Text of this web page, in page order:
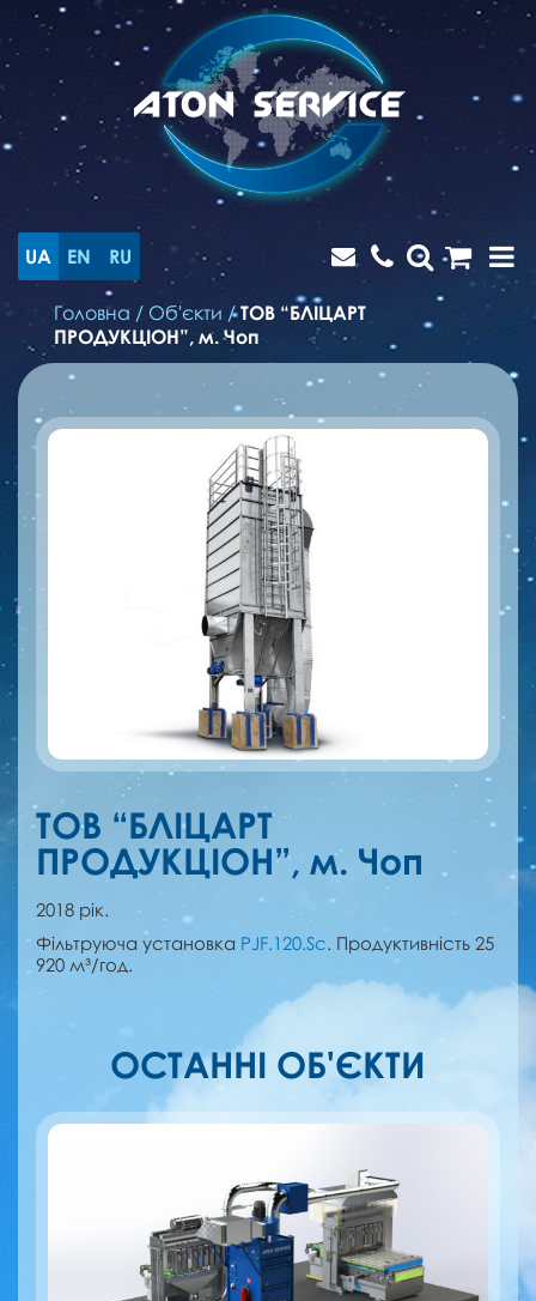
UA EN RU
Головна / Об'єкти /ТОВ “БЛІЦАРТ
ПРОДУКЦІОН”, м. Чоп
ТОВ “БЛІЦАРТ
ПРОДУКЦІОН”, м. Чоп
2018 рік.
Фільтруюча установка PJF.120.Sc. Продуктивність 25
920 м³/год.
ОСТАННІ ОБ'ЄКТИ